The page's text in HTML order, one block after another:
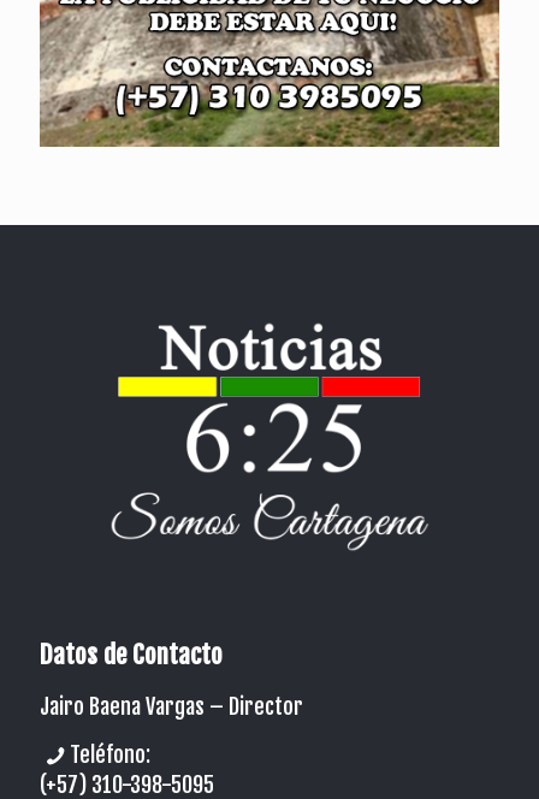
Datos de Contacto
Jairo Baena Vargas – Director
Teléfono:
(+57) 310-398-5095